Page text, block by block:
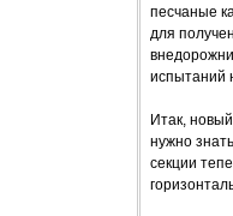
песчаные
для
испытаний
Итак,
нужно
секции